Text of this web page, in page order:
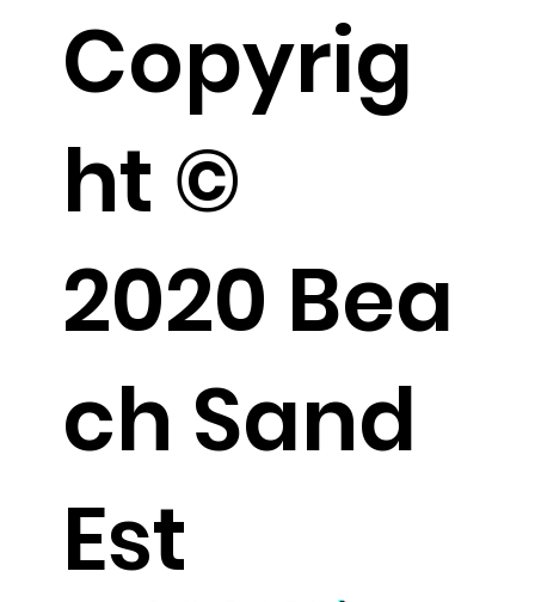
Copyrig
ht ©
2020 Bea
ch Sand
Est